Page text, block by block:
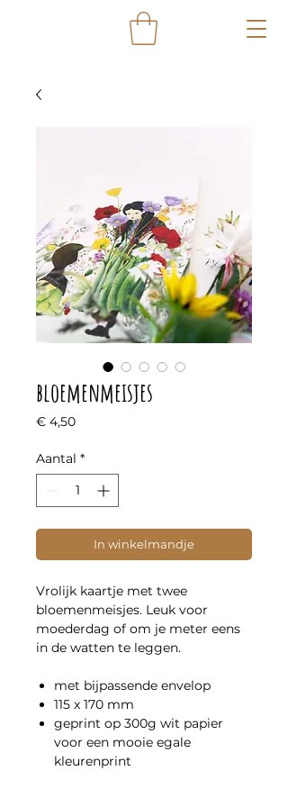
bloemenmeisjes
€ 4,50Prijs
Aantal *
In winkelmandje
Vrolijk kaartje met twee
bloemenmeisjes. Leuk voor
moederdag of om je meter eens
in de watten te leggen.
met bijpassende envelop
115 x 170 mm
geprint op 300g wit papier
voor een mooie egale
kleurenprint